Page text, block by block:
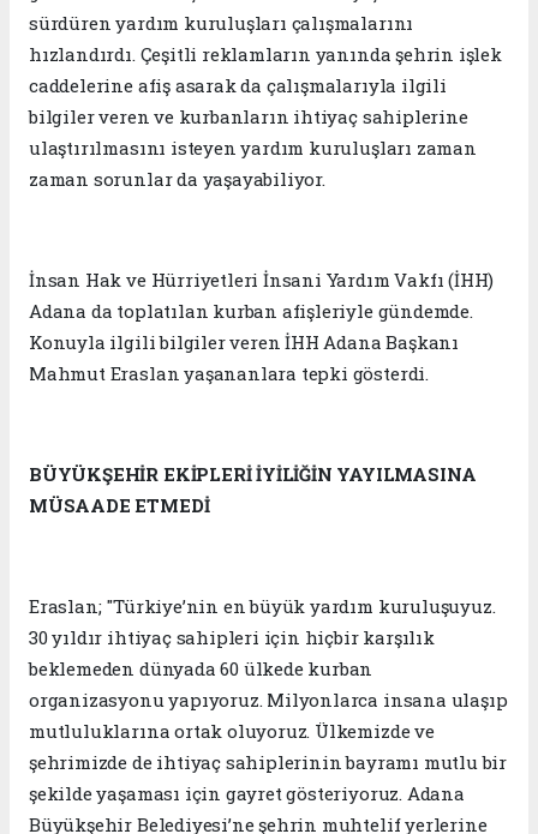
sürdüren yardım kuruluşları çalışmalarını
hızlandırdı. Çeşitli reklamların yanında şehrin işlek
caddelerine afiş asarak da çalışmalarıyla ilgili
bilgiler veren ve kurbanların ihtiyaç sahiplerine
ulaştırılmasını isteyen yardım kuruluşları zaman
zaman sorunlar da yaşayabiliyor.
İnsan Hak ve Hürriyetleri İnsani Yardım Vakfı (İHH)
Adana da toplatılan kurban afişleriyle gündemde.
Konuyla ilgili bilgiler veren İHH Adana Başkanı
Mahmut Eraslan yaşananlara tepki gösterdi.
BÜYÜKŞEHİR EKİPLERİ İYİLİĞİN YAYILMASINA
MÜSAADE ETMEDİ
Eraslan; "Türkiye’nin en büyük yardım kuruluşuyuz.
30 yıldır ihtiyaç sahipleri için hiçbir karşılık
beklemeden dünyada 60 ülkede kurban
organizasyonu yapıyoruz. Milyonlarca insana ulaşıp
mutluluklarına ortak oluyoruz. Ülkemizde ve
şehrimizde de ihtiyaç sahiplerinin bayramı mutlu bir
şekilde yaşaması için gayret gösteriyoruz. Adana
Büyükşehir Belediyesi’ne şehrin muhtelif yerlerine